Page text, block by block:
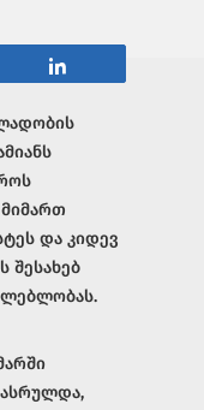
და კიდევ
შესახებ